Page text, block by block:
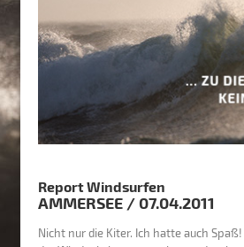
Report Windsurfen
AMMERSEE / 07.04.2011
Nicht nur die Kiter. Ich hatte auch